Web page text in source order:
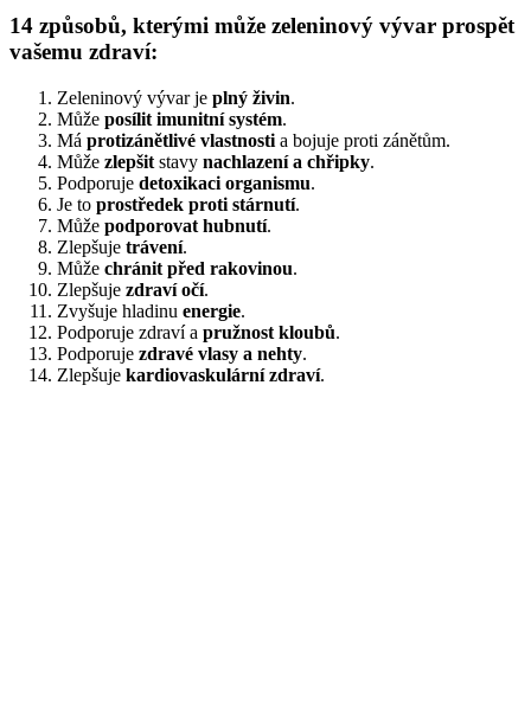
14 způsobů, kterými může zeleninový vývar prospět
vašemu zdraví:
Zeleninový vývar je plný živin.
Může posílit imunitní systém.
Má protizánětlivé vlastnosti a bojuje proti zánětům.
Může zlepšit stavy nachlazení a chřipky.
Podporuje detoxikaci organismu.
Je to prostředek proti stárnutí.
Může podporovat hubnutí.
Zlepšuje trávení.
Může chránit před rakovinou.
Zlepšuje zdraví očí.
Zvyšuje hladinu energie.
Podporuje zdraví a pružnost kloubů.
Podporuje zdravé vlasy a nehty.
Zlepšuje kardiovaskulární zdraví.